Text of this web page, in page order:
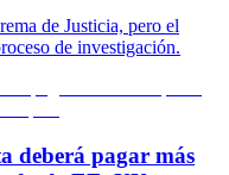
de Justicia, pero el
de investigación.
deberá pagar más